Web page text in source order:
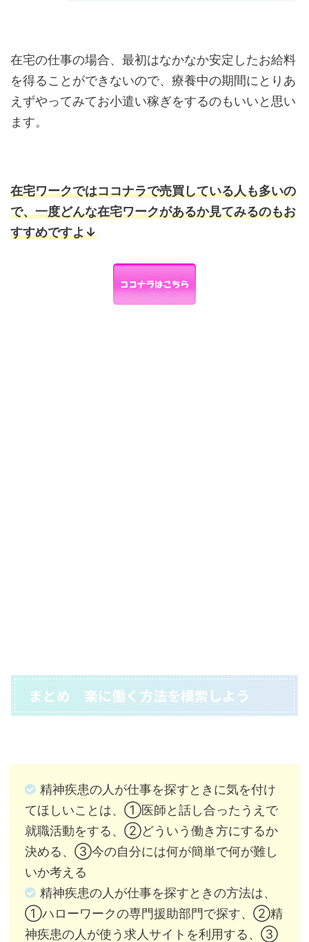
在宅の仕事の場合、最初はなかなか安定したお給料
を得ることができないので、療養中の期間にとりあ
えずやってみてお小遣い稼ぎをするのもいいと思い
ます。
在宅ワークではココナラで売買している人も多いの
で、一度どんな在宅ワークがあるか見てみるのもお
すすめですよ↓
まとめ 楽に働く方法を模索しよう
精神疾患の人が仕事を探すときに気を付け
てほしいことは、①医師と話し合ったうえで
就職活動をする、②どういう働き方にするか
決める、③今の自分には何が簡単で何が難し
いか考える
精神疾患の人が仕事を探すときの方法は、
①ハローワークの専門援助部門で探す、②精
神疾患の人が使う求人サイトを利用する、③